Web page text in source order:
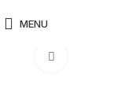
MENU